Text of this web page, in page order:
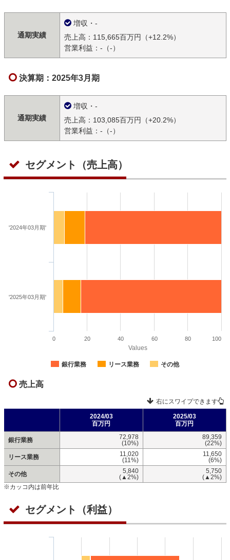
通期実績
増収・-
売上高：115,665百万円（+12.2%）
営業利益：-（-）
決算期：2025年3月期
通期実績
増収・-
売上高：103,085百万円（+20.2%）
営業利益：-（-）
セグメント（売上高）
Values
銀行業務 リース業務 その他
'2024年03月期'
'2025年03月期'
0 20 40 60 80 100
売上高
右にスワイプできます
2024/03
百万円
2025/03
百万円
銀行業務
72,978
(10%)
89,359
(22%)
リース業務
11,020
(11%)
11,650
(6%)
その他
5,840
(▲2%)
5,750
(▲2%)
※カッコ内は前年比
セグメント（利益）